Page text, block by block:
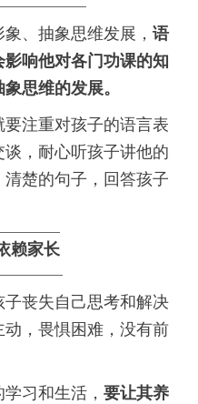
、抽象思维发展， 语
响他对各门功课的知
思维的发展。
注重对孩子的语言表
，耐心听孩子讲他的
楚的句子，回答孩子
赖家长
丧失自己思考和解决
，畏惧困难，没有前
习和生活， 要让其养